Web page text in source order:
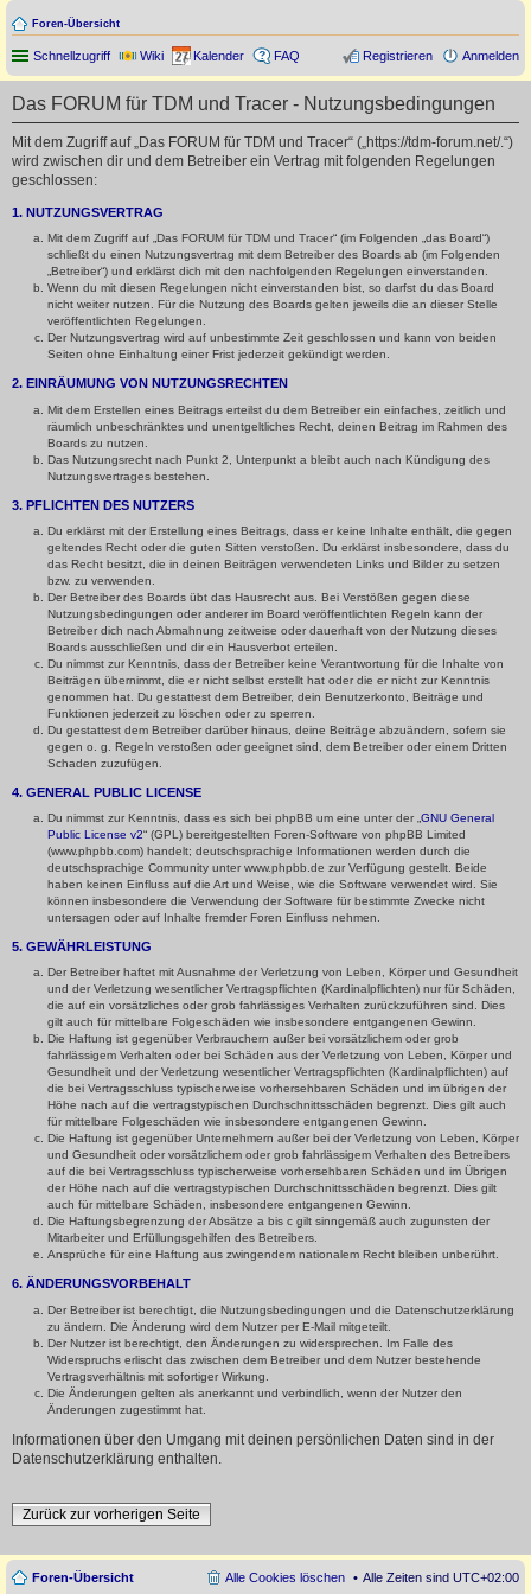
Foren-Übersicht
Schnellzugriff Wiki Kalender FAQ Anmelden
Registrieren
Das FORUM für TDM und Tracer - Nutzungsbedingungen
Mit dem Zugriff auf „Das FORUM für TDM und Tracer“ („https://tdm-forum.net/.“)
wird zwischen dir und dem Betreiber ein Vertrag mit folgenden Regelungen
geschlossen:
1. NUTZUNGSVERTRAG
Mit dem Zugriff auf „Das FORUM für TDM und Tracer“ (im Folgenden „das Board“)
schließt du einen Nutzungsvertrag mit dem Betreiber des Boards ab (im Folgenden
„Betreiber“) und erklärst dich mit den nachfolgenden Regelungen einverstanden.
Wenn du mit diesen Regelungen nicht einverstanden bist, so darfst du das Board
nicht weiter nutzen. Für die Nutzung des Boards gelten jeweils die an dieser Stelle
veröffentlichten Regelungen.
Der Nutzungsvertrag wird auf unbestimmte Zeit geschlossen und kann von beiden
Seiten ohne Einhaltung einer Frist jederzeit gekündigt werden.
2. EINRÄUMUNG VON NUTZUNGSRECHTEN
Mit dem Erstellen eines Beitrags erteilst du dem Betreiber ein einfaches, zeitlich und
räumlich unbeschränktes und unentgeltliches Recht, deinen Beitrag im Rahmen des
Boards zu nutzen.
Das Nutzungsrecht nach Punkt 2, Unterpunkt a bleibt auch nach Kündigung des
Nutzungsvertrages bestehen.
3. PFLICHTEN DES NUTZERS
Du erklärst mit der Erstellung eines Beitrags, dass er keine Inhalte enthält, die gegen
geltendes Recht oder die guten Sitten verstoßen. Du erklärst insbesondere, dass du
das Recht besitzt, die in deinen Beiträgen verwendeten Links und Bilder zu setzen
bzw. zu verwenden.
Der Betreiber des Boards übt das Hausrecht aus. Bei Verstößen gegen diese
Nutzungsbedingungen oder anderer im Board veröffentlichten Regeln kann der
Betreiber dich nach Abmahnung zeitweise oder dauerhaft von der Nutzung dieses
Boards ausschließen und dir ein Hausverbot erteilen.
Du nimmst zur Kenntnis, dass der Betreiber keine Verantwortung für die Inhalte von
Beiträgen übernimmt, die er nicht selbst erstellt hat oder die er nicht zur Kenntnis
genommen hat. Du gestattest dem Betreiber, dein Benutzerkonto, Beiträge und
Funktionen jederzeit zu löschen oder zu sperren.
Du gestattest dem Betreiber darüber hinaus, deine Beiträge abzuändern, sofern sie
gegen o. g. Regeln verstoßen oder geeignet sind, dem Betreiber oder einem Dritten
Schaden zuzufügen.
4. GENERAL PUBLIC LICENSE
Du nimmst zur Kenntnis, dass es sich bei phpBB um eine unter der „ GNU General
Public License v2“ (GPL) bereitgestellten Foren-Software von phpBB Limited
(www.phpbb.com) handelt; deutschsprachige Informationen werden durch die
deutschsprachige Community unter www.phpbb.de zur Verfügung gestellt. Beide
haben keinen Einfluss auf die Art und Weise, wie die Software verwendet wird. Sie
können insbesondere die Verwendung der Software für bestimmte Zwecke nicht
untersagen oder auf Inhalte fremder Foren Einfluss nehmen.
5. GEWÄHRLEISTUNG
Der Betreiber haftet mit Ausnahme der Verletzung von Leben, Körper und Gesundheit
und der Verletzung wesentlicher Vertragspflichten (Kardinalpflichten) nur für Schäden,
die auf ein vorsätzliches oder grob fahrlässiges Verhalten zurückzuführen sind. Dies
gilt auch für mittelbare Folgeschäden wie insbesondere entgangenen Gewinn.
Die Haftung ist gegenüber Verbrauchern außer bei vorsätzlichem oder grob
fahrlässigem Verhalten oder bei Schäden aus der Verletzung von Leben, Körper und
Gesundheit und der Verletzung wesentlicher Vertragspflichten (Kardinalpflichten) auf
die bei Vertragsschluss typischerweise vorhersehbaren Schäden und im übrigen der
Höhe nach auf die vertragstypischen Durchschnittsschäden begrenzt. Dies gilt auch
für mittelbare Folgeschäden wie insbesondere entgangenen Gewinn.
Die Haftung ist gegenüber Unternehmern außer bei der Verletzung von Leben, Körper
und Gesundheit oder vorsätzlichem oder grob fahrlässigem Verhalten des Betreibers
auf die bei Vertragsschluss typischerweise vorhersehbaren Schäden und im Übrigen
der Höhe nach auf die vertragstypischen Durchschnittsschäden begrenzt. Dies gilt
auch für mittelbare Schäden, insbesondere entgangenen Gewinn.
Die Haftungsbegrenzung der Absätze a bis c gilt sinngemäß auch zugunsten der
Mitarbeiter und Erfüllungsgehilfen des Betreibers.
Ansprüche für eine Haftung aus zwingendem nationalem Recht bleiben unberührt.
6. ÄNDERUNGSVORBEHALT
Der Betreiber ist berechtigt, die Nutzungsbedingungen und die Datenschutzerklärung
zu ändern. Die Änderung wird dem Nutzer per E-Mail mitgeteilt.
Der Nutzer ist berechtigt, den Änderungen zu widersprechen. Im Falle des
Widerspruchs erlischt das zwischen dem Betreiber und dem Nutzer bestehende
Vertragsverhältnis mit sofortiger Wirkung.
Die Änderungen gelten als anerkannt und verbindlich, wenn der Nutzer den
Änderungen zugestimmt hat.
Informationen über den Umgang mit deinen persönlichen Daten sind in der
Datenschutzerklärung enthalten.
Zurück zur vorherigen Seite
Foren-Übersicht Alle Zeiten sind UTC+02:00
Alle Cookies löschen